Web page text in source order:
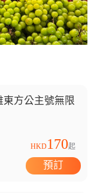
方公主號無限
HKD170起
預訂